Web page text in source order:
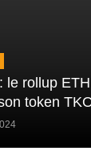
le rollup
token